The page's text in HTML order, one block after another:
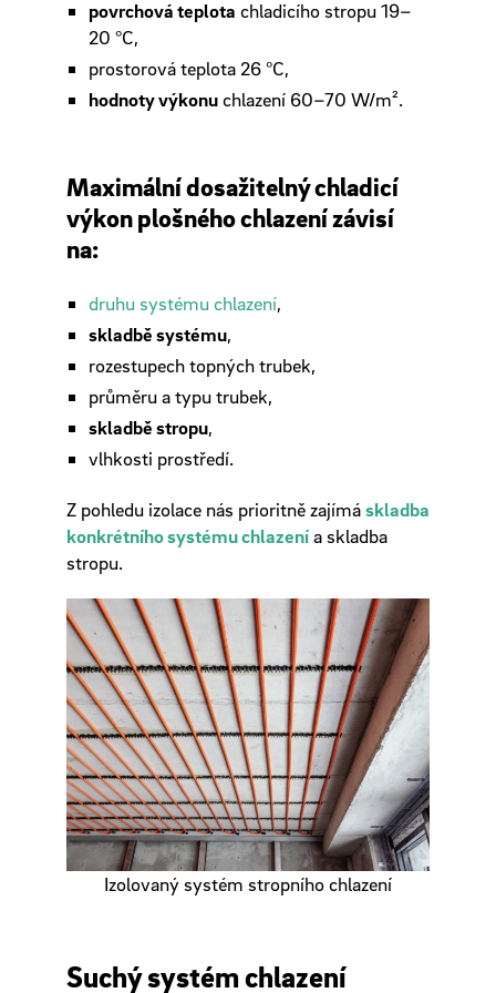
povrchová teplota chladicího stropu 19–
20 °C,
prostorová teplota 26 °C,
hodnoty výkonuchlazení 60–70 W/m².
Maximální dosažitelný chladicí
výkon plošného chlazení závisí
na:
druhu systému chlazení,
skladbě systému,
rozestupech topných trubek,
průměru a typu trubek,
skladbě stropu,
vlhkosti prostředí.
Z pohledu izolace nás prioritně zajímáskladba
konkrétního systému chlazenía skladba
stropu.
Izolovaný systém stropního chlazení
Suchý systém chlazení